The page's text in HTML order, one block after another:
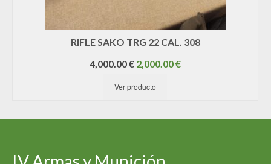
RIFLE SAKO TRG 22 CAL. 308
4,000.00€ El
original
2,000.00€El
Ver producto